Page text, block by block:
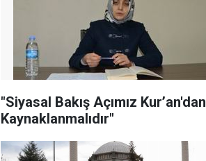
"Siyasal Bakış Açımız Kur’an'dan
Kaynaklanmalıdır"